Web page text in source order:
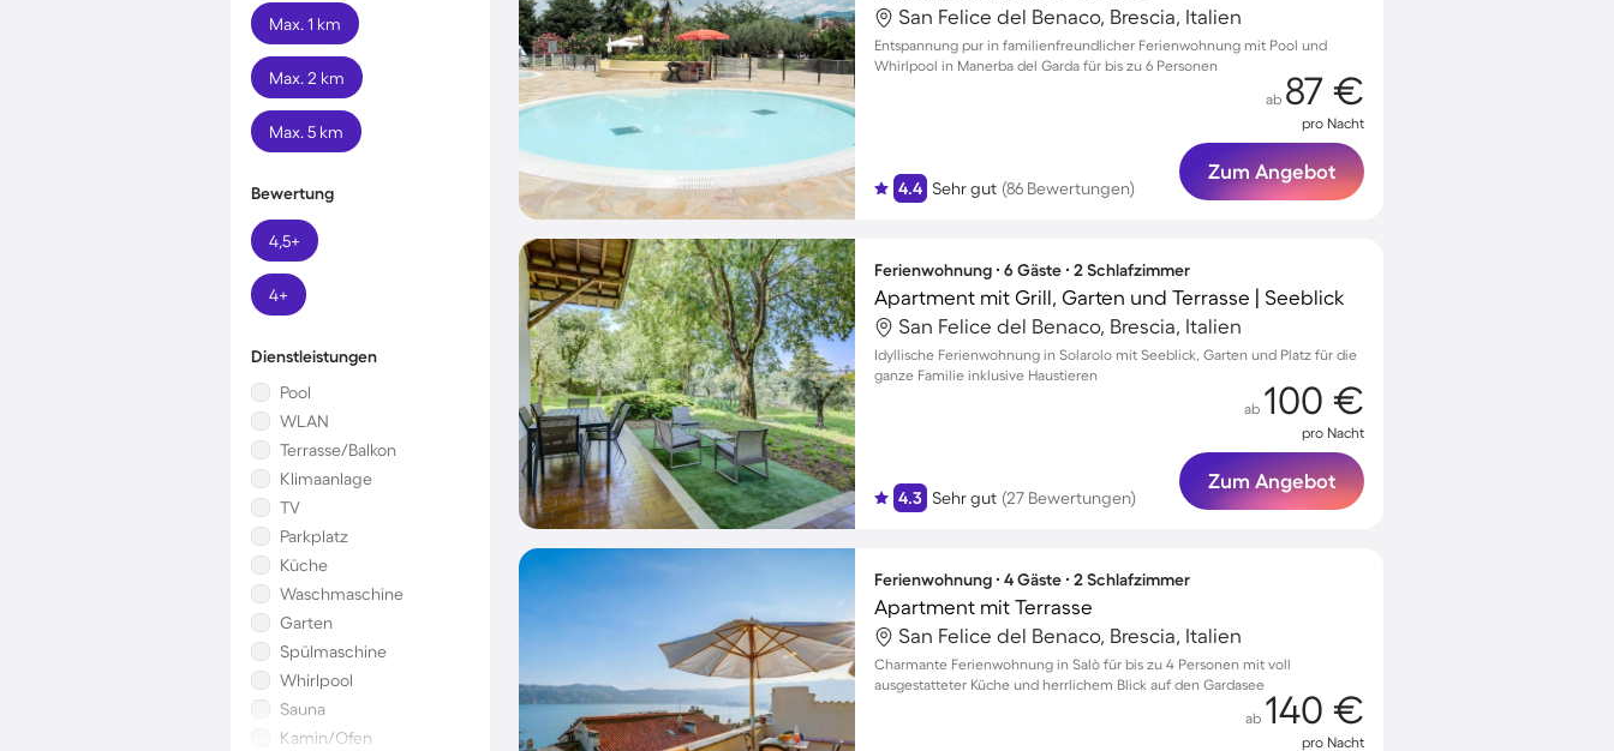
Max. 1 km
Max. 2 km
Max. 5 km
Bewertung
4,5+
4+
Dienstleistungen
Pool
WLAN
Terrasse/Balkon
Klimaanlage
TV
Parkplatz
Küche
Waschmaschine
Garten
Spülmaschine
Whirlpool
Sauna
Kamin/Ofen
San Felice del Benaco, Brescia, Italien
Entspannung pur in familienfreundlicher Ferienwohnung mit Pool und
Whirlpool in Manerba del Garda für bis zu 6 Personen
4.4 Sehr gut (86 Bewertungen)
ab 87 €
pro Nacht
Zum Angebot
Ferienwohnung ∙ 6 Gäste ∙ 2 Schlafzimmer
Apartment mit Grill, Garten und Terrasse | Seeblick
San Felice del Benaco, Brescia, Italien
Idyllische Ferienwohnung in Solarolo mit Seeblick, Garten und Platz für die
ganze Familie inklusive Haustieren
4.3 Sehr gut (27 Bewertungen)
ab 100 €
pro Nacht
Zum Angebot
Ferienwohnung ∙ 4 Gäste ∙ 2 Schlafzimmer
Apartment mit Terrasse
San Felice del Benaco, Brescia, Italien
Charmante Ferienwohnung in Salò für bis zu 4 Personen mit voll
ausgestatteter Küche und herrlichem Blick auf den Gardasee
ab 140 €
pro Nacht